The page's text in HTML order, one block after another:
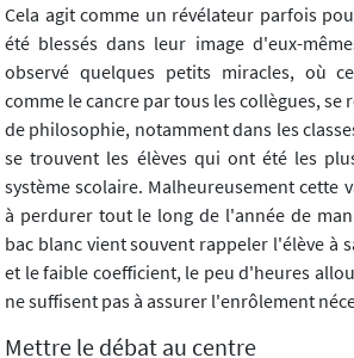
Cela agit comme un révélateur parfois
été blessés dans leur image d'eux-
observé quelques petits miracles, où
comme le cancre par tous les collègues, se
de philosophie, notamment dans les
se trouvent les élèves qui ont été les
système scolaire. Malheureusement cette
à perdurer tout le long de l'année de
bac blanc vient souvent rappeler l'élève à
et le faible coefficient, le peu d'heures
ne suffisent pas à assurer l'enrôlement
Mettre le débat au centre